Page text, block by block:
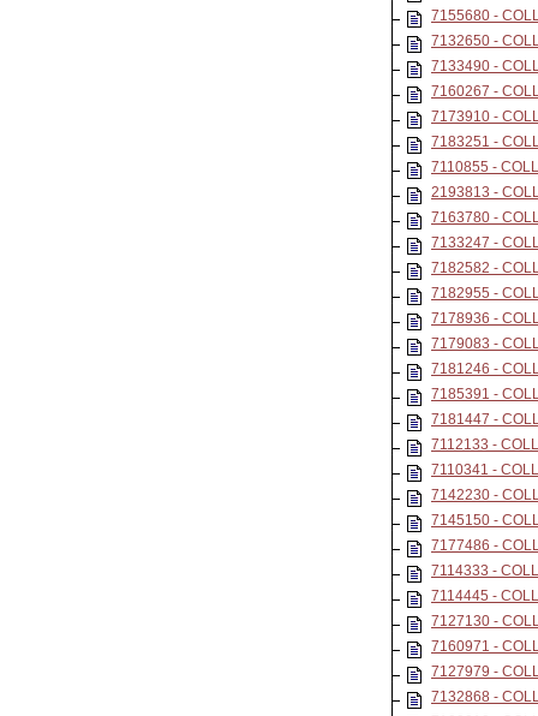
7155680 -
7132650 -
7133490 -
7160267 -
7173910 -
7183251 -
7110855 -
2193813 -
7163780 -
7133247 -
7182582 -
7182955 -
7178936 -
7179083 -
7181246 -
7185391 -
7181447 -
7112133 -
7110341 -
7142230 -
7145150 -
7177486 -
7114333 -
7114445 -
7127130 -
7160971 -
7127979 -
7132868 -